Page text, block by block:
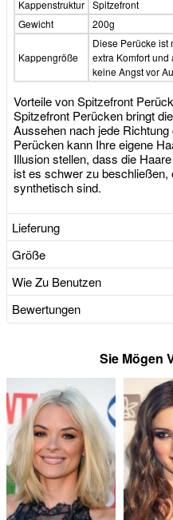
Kappenstruktur Spitzefront
Gewicht
200g
Kappengröße
Diese Perücke ist
extra Komfort
keine Angst vor
Vorteile von Spitzefront
Spitzefront Perücken bringt
Aussehen nach jede
Perücken kann Ihre eigene
Illusion stellen, dass die
ist es schwer zu beschließen,
synthetisch sind.
Lieferung
Größe
Wie Zu Benutzen
Bewertungen
Sie Mögen